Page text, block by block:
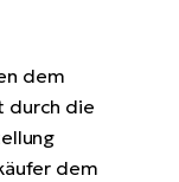
dem
durch die
dem